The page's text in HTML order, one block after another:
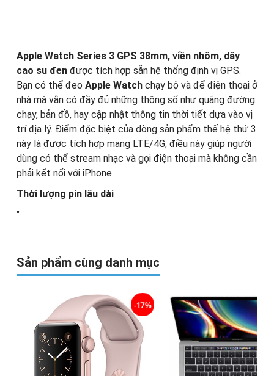
Apple Watch Series 3 GPS 38mm, viền nhôm, dây
cao su đen được tích hợp sẵn hệ thống định vị GPS.
Bạn có thể đeo Apple Watch chạy bộ và để điện thoại ở
nhà mà vẫn có đầy đủ những thông số như quãng đường
chạy, bản đồ, hay cập nhật thông tin thời tiết dựa vào vị
trí địa lý. Điểm đặc biệt của dòng sản phẩm thế hệ thứ 3
này là được tích hợp mạng LTE/4G, điều này giúp người
dùng có thể stream nhạc và gọi điện thoại mà không cần
phải kết nối với iPhone.
Thời lượng pin lâu dài
"
Sản phẩm cùng danh mục
-17%